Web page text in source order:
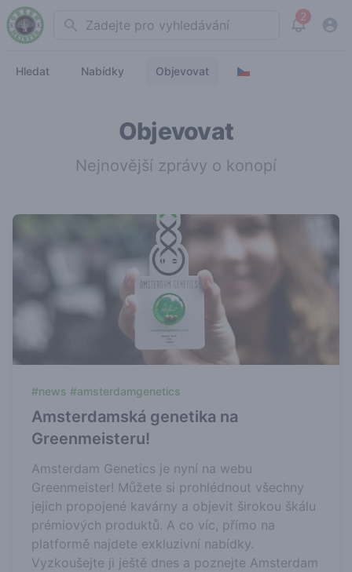
Search 2
View
Hledat Nabídky Objevovat
Objevovat
Nejnovější zprávy o konopí
#news #amsterdamgenetics
Amsterdamská genetika na
Greenmeisteru!
Amsterdam Genetics je nyní na webu
Greenmeister! Můžete si prohlédnout všechny
jejich propojené kavárny a objevit širokou škálu
prémiových produktů. A co víc, přímo na
platformě najdete exkluzivní nabídky.
Vyzkoušejte ji ještě dnes a poznejte Amsterdam